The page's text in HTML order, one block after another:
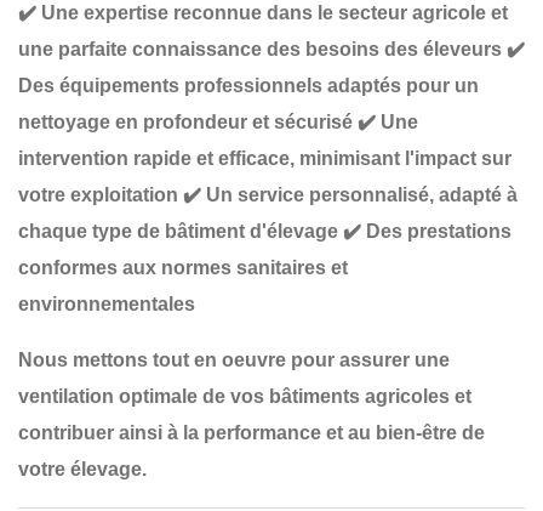
✔️ Une expertise reconnue dans le secteur agricole et
une parfaite connaissance des besoins des éleveurs ✔️
Des équipements professionnels adaptés pour un
nettoyage en profondeur et sécurisé ✔️ Une
intervention rapide et efficace, minimisant l'impact sur
votre exploitation ✔️ Un service personnalisé, adapté à
chaque type de bâtiment d'élevage ✔️ Des prestations
conformes aux normes sanitaires et
environnementales
Nous mettons tout en oeuvre pour assurer une
ventilation optimale de vos bâtiments agricoles et
contribuer ainsi à la performance et au bien-être de
votre élevage.